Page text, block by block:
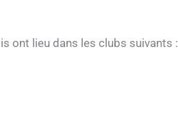
ont lieu dans les clubs suivants :